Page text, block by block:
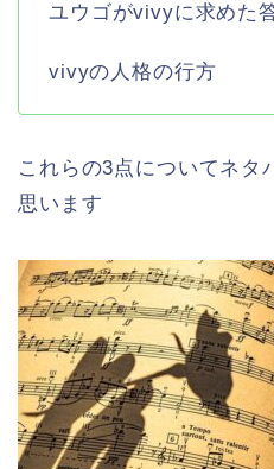
ユウゴがvivyに求めた
vivyの人格の行方
これらの3点についてネタ
思います